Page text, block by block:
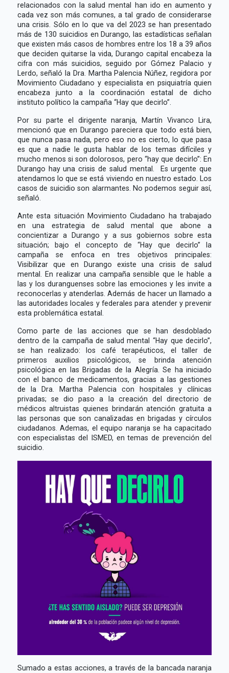
relacionados con la salud mental han ido en aumento y
cada vez son más comunes, a tal grado de considerarse
una crisis. Sólo en lo que va del 2023 se han presentado
más de 130 suicidios en Durango, las estadísticas señalan
que existen más casos de hombres entre los 18 a 39 años
que deciden quitarse la vida, Durango capital encabeza la
cifra con más suicidios, seguido por Gómez Palacio y
Lerdo, señaló la Dra. Martha Palencia Núñez, regidora por
Movimiento Ciudadano y especialista en psiquiatría quien
encabeza junto a la coordinación estatal de dicho
instituto político la campaña “Hay que decirlo”.
Por su parte el dirigente naranja, Martín Vivanco Lira,
mencionó que en Durango pareciera que todo está bien,
que nunca pasa nada, pero eso no es cierto, lo que pasa
es que a nadie le gusta hablar de los temas difíciles y
mucho menos si son dolorosos, pero “hay que decirlo”: En
Durango hay una crisis de salud mental. Es urgente que
atendamos lo que se está viviendo en nuestro estado. Los
casos de suicidio son alarmantes. No podemos seguir así,
señaló.
Ante esta situación Movimiento Ciudadano ha trabajado
en una estrategia de salud mental que abone a
concientizar a Durango y a sus gobiernos sobre esta
situación; bajo el concepto de “Hay que decirlo” la
campaña se enfoca en tres objetivos principales:
Visibilizar que en Durango existe una crisis de salud
mental. En realizar una campaña sensible que le hable a
las y los duranguenses sobre las emociones y les invite a
reconocerlas y atenderlas. Además de hacer un llamado a
las autoridades locales y federales para atender y prevenir
esta problemática estatal.
Como parte de las acciones que se han desdoblado
dentro de la campaña de salud mental “Hay que decirlo”,
se han realizado: los café terapéuticos, el taller de
primeros auxilios psicológicos, se brinda atención
psicológica en las Brigadas de la Alegría. Se ha iniciado
con el banco de medicamentos, gracias a las gestiones
de la Dra. Martha Palencia con hospitales y clínicas
privadas; se dio paso a la creación del directorio de
médicos altruistas quienes brindarán atención gratuita a
las personas que son canalizadas en brigadas y círculos
ciudadanos. Ademas, el equipo naranja se ha capacitado
con especialistas del ISMED, en temas de prevención del
suicidio.
Sumado a estas acciones, a través de la bancada naranja